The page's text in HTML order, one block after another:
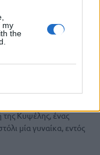
my
the
που
μέσα σε
Κυψέλης, ένας
μία γυναίκα, εντός